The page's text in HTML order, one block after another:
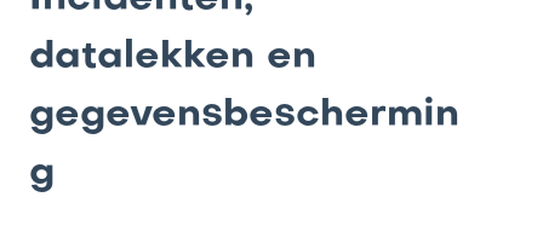
datalekken en
gegevensbeschermin
g